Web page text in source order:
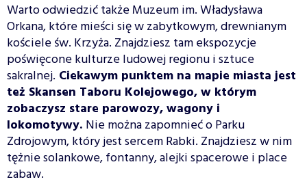
Warto odwiedzić także Muzeum im. Władysława
Orkana, które mieści się w zabytkowym, drewnianym
kościele św. Krzyża. Znajdziesz tam ekspozycje
poświęcone kulturze ludowej regionu i sztuce
sakralnej. Ciekawym punktem na mapie miasta jest
też Skansen Taboru Kolejowego, w którym
zobaczysz stare parowozy, wagony i
lokomotywy. Nie można zapomnieć o Parku
Zdrojowym, który jest sercem Rabki. Znajdziesz w nim
tężnie solankowe, fontanny, alejki spacerowe i place
zabaw.